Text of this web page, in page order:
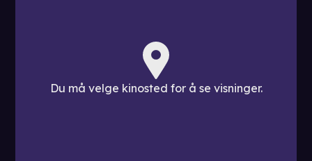
Du må velge kinosted for å se visninger.